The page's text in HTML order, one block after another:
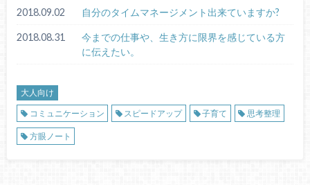
2018.09.02 自分のタイムマネージメント出来ていますか?
2018.08.31
今までの仕事や、生き方に限界を感じている方
に伝えたい。
大人向け
コミュニケーション
スピードアップ 子育て 思考整理
方眼ノート